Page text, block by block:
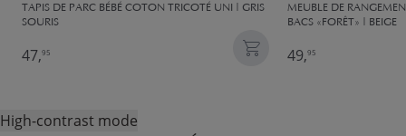
TAPIS DE PARC BÉBÉ COTON TRICOTÉ UNI | GRIS
SOURIS
47,95
MEUBLE DE
BACS «FORÊT» | BEIGE
49,95
High-contrast mode